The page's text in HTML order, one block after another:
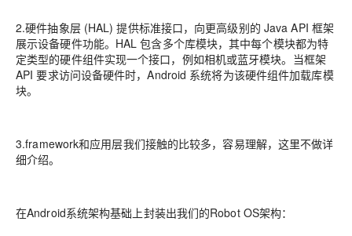
2.硬件抽象层 (HAL) 提供标准接口，向更高级别的 Java API 框架
展示设备硬件功能。HAL 包含多个库模块，其中每个模块都为特
定类型的硬件组件实现一个接口，例如相机或蓝牙模块。当框架
API 要求访问设备硬件时，Android 系统将为该硬件组件加载库模
块。
3.framework和应用层我们接触的比较多，容易理解，这里不做详
细介绍。
在Android系统架构基础上封装出我们的Robot OS架构：